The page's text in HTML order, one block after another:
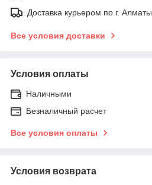
Доставка курьером по г. Алматы
Все условия доставки
Условия оплаты
Наличными
Безналичный расчет
Все условия оплаты
Условия возврата